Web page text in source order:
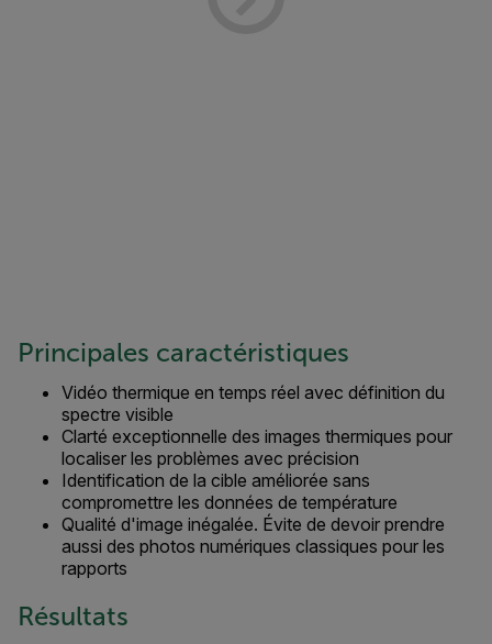
Principales caractéristiques
Vidéo thermique en temps réel avec définition du
spectre visible
Clarté exceptionnelle des images thermiques pour
localiser les problèmes avec précision
Identification de la cible améliorée sans
compromettre les données de température
Qualité d'image inégalée. Évite de devoir prendre
aussi des photos numériques classiques pour les
rapports
Résultats